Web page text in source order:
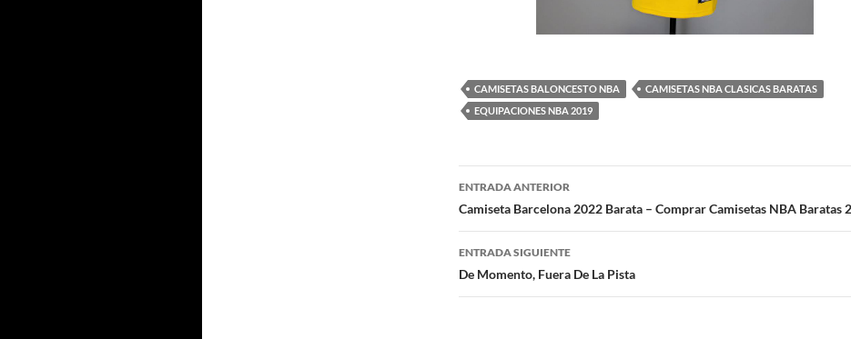
CAMISETAS BALONCESTO NBA
CAMISETAS NBA CLASICAS BARATAS
EQUIPACIONES NBA 2019
Navegación
de
entradas
ENTRADA ANTERIOR
Camiseta Barcelona 2022 Barata – Comprar Camisetas NBA Baratas
ENTRADA SIGUIENTE
De Momento, Fuera De La Pista